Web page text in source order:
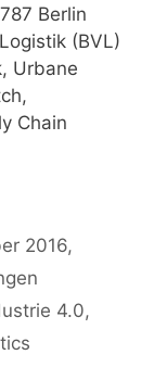
Berlin
(BVL)
Urbane
Chain
2016,
4.0,